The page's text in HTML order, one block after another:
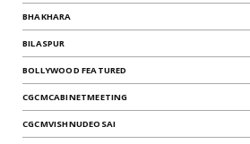
BHAKHARA
BILASPUR
BOLLYWOOD FEATURED
CGCMCABINETMEETING
CGCMVISHNUDEOSAI